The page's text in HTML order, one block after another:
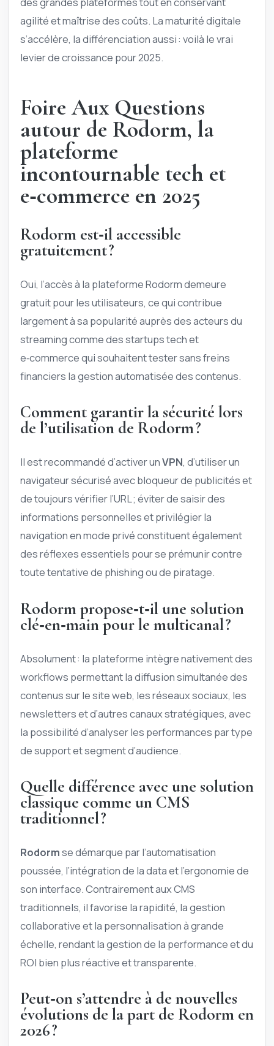
agilité et maîtrise des coûts. La maturité digitale
s’accélère, la différenciation aussi : voilà le vrai
levier de croissance pour 2025.
Foire Aux Questions
autour de Rodorm, la
plateforme
incontournable tech et
e‑commerce en 2025
Rodorm est‑il accessible
gratuitement ?
Oui, l’accès à la plateforme Rodorm demeure
gratuit pour les utilisateurs, ce qui contribue
largement à sa popularité auprès des acteurs du
streaming comme des startups tech et
e‑commerce qui souhaitent tester sans freins
financiers la gestion automatisée des contenus.
Comment garantir la sécurité lors
de l’utilisation de Rodorm ?
Il est recommandé d’activer unVPN, d’utiliser un
navigateur sécurisé avec bloqueur de publicités et
de toujours vérifier l’URL ; éviter de saisir des
informations personnelles et privilégier la
navigation en mode privé constituent également
des réflexes essentiels pour se prémunir contre
toute tentative de phishing ou de piratage.
Rodorm propose‑t‑il une solution
clé‑en‑main pour le multicanal ?
Absolument : la plateforme intègre nativement des
workflows permettant la diffusion simultanée des
contenus sur le site web, les réseaux sociaux, les
newsletters et d’autres canaux stratégiques, avec
la possibilité d’analyser les performances par type
de support et segment d’audience.
Quelle différence avec une solution
classique comme un CMS
traditionnel ?
Rodormse démarque par l’automatisation
poussée, l’intégration de la data et l’ergonomie de
son interface. Contrairement aux CMS
traditionnels, il favorise la rapidité, la gestion
collaborative et la personnalisation à grande
échelle, rendant la gestion de la performance et du
ROI bien plus réactive et transparente.
Peut‑on s’attendre à de nouvelles
évolutions de la part de Rodorm en
2026 ?